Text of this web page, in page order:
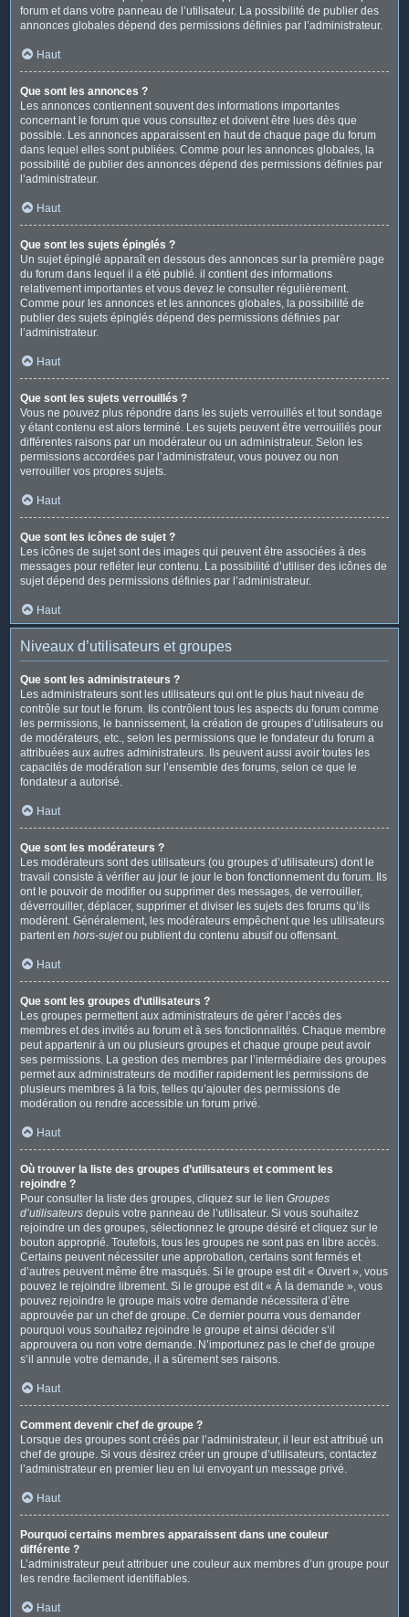
forum et dans votre panneau de l’utilisateur. La possibilité de publier des
annonces globales dépend des permissions définies par l’administrateur.
Haut
Que sont les annonces ?
Les annonces contiennent souvent des informations importantes
concernant le forum que vous consultez et doivent être lues dès que
possible. Les annonces apparaissent en haut de chaque page du forum
dans lequel elles sont publiées. Comme pour les annonces globales, la
possibilité de publier des annonces dépend des permissions définies par
l’administrateur.
Haut
Que sont les sujets épinglés ?
Un sujet épinglé apparaît en dessous des annonces sur la première page
du forum dans lequel il a été publié. il contient des informations
relativement importantes et vous devez le consulter régulièrement.
Comme pour les annonces et les annonces globales, la possibilité de
publier des sujets épinglés dépend des permissions définies par
l’administrateur.
Haut
Que sont les sujets verrouillés ?
Vous ne pouvez plus répondre dans les sujets verrouillés et tout sondage
y étant contenu est alors terminé. Les sujets peuvent être verrouillés pour
différentes raisons par un modérateur ou un administrateur. Selon les
permissions accordées par l’administrateur, vous pouvez ou non
verrouiller vos propres sujets.
Haut
Que sont les icônes de sujet ?
Les icônes de sujet sont des images qui peuvent être associées à des
messages pour refléter leur contenu. La possibilité d’utiliser des icônes de
sujet dépend des permissions définies par l’administrateur.
Haut
Niveaux d’utilisateurs et groupes
Que sont les administrateurs ?
Les administrateurs sont les utilisateurs qui ont le plus haut niveau de
contrôle sur tout le forum. Ils contrôlent tous les aspects du forum comme
les permissions, le bannissement, la création de groupes d’utilisateurs ou
de modérateurs, etc., selon les permissions que le fondateur du forum a
attribuées aux autres administrateurs. Ils peuvent aussi avoir toutes les
capacités de modération sur l’ensemble des forums, selon ce que le
fondateur a autorisé.
Haut
Que sont les modérateurs ?
Les modérateurs sont des utilisateurs (ou groupes d’utilisateurs) dont le
travail consiste à vérifier au jour le jour le bon fonctionnement du forum. Ils
ont le pouvoir de modifier ou supprimer des messages, de verrouiller,
déverrouiller, déplacer, supprimer et diviser les sujets des forums qu’ils
modèrent. Généralement, les modérateurs empêchent que les utilisateurs
partent en hors-sujetou publient du contenu abusif ou offensant.
Haut
Que sont les groupes d’utilisateurs ?
Les groupes permettent aux administrateurs de gérer l’accès des
membres et des invités au forum et à ses fonctionnalités. Chaque membre
peut appartenir à un ou plusieurs groupes et chaque groupe peut avoir
ses permissions. La gestion des membres par l’intermédiaire des groupes
permet aux administrateurs de modifier rapidement les permissions de
plusieurs membres à la fois, telles qu’ajouter des permissions de
modération ou rendre accessible un forum privé.
Haut
Où trouver la liste des groupes d’utilisateurs et comment les
rejoindre ?
Pour consulter la liste des groupes, cliquez sur le lien Groupes
d’utilisateurs depuis votre panneau de l’utilisateur. Si vous souhaitez
rejoindre un des groupes, sélectionnez le groupe désiré et cliquez sur le
bouton approprié. Toutefois, tous les groupes ne sont pas en libre accès.
Certains peuvent nécessiter une approbation, certains sont fermés et
d’autres peuvent même être masqués. Si le groupe est dit « Ouvert », vous
pouvez le rejoindre librement. Si le groupe est dit « À la demande », vous
pouvez rejoindre le groupe mais votre demande nécessitera d’être
approuvée par un chef de groupe. Ce dernier pourra vous demander
pourquoi vous souhaitez rejoindre le groupe et ainsi décider s’il
approuvera ou non votre demande. N’importunez pas le chef de groupe
s’il annule votre demande, il a sûrement ses raisons.
Haut
Comment devenir chef de groupe ?
Lorsque des groupes sont créés par l’administrateur, il leur est attribué un
chef de groupe. Si vous désirez créer un groupe d’utilisateurs, contactez
l’administrateur en premier lieu en lui envoyant un message privé.
Haut
Pourquoi certains membres apparaissent dans une couleur
différente ?
L’administrateur peut attribuer une couleur aux membres d’un groupe pour
les rendre facilement identifiables.
Haut